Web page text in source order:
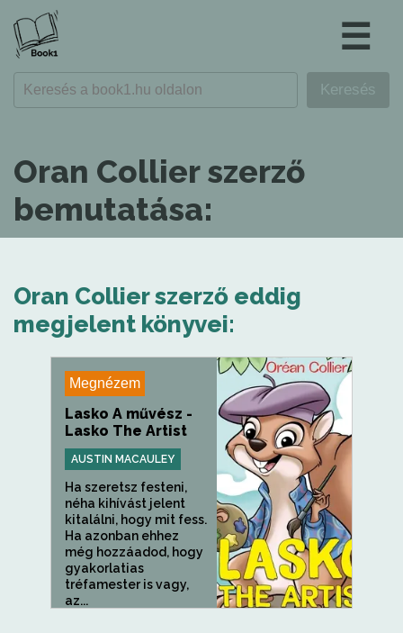
☰
Oran Collier szerző
bemutatása:
Oran Collier szerző eddig
megjelent könyvei:
Megnézem
Lasko A művész -
Lasko The Artist
AUSTIN MACAULEY
Ha szeretsz festeni,
néha kihívást jelent
kitalálni, hogy mit fess.
Ha azonban ehhez
még hozzáadod, hogy
gyakorlatias
tréfamester is vagy,
az...